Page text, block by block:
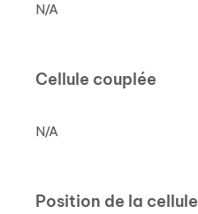
N/A
Cellule couplée
N/A
Position de la cellule